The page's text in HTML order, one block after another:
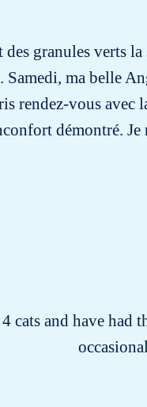
granules verts
Samedi, ma belle
rendez-vous avec
démontré. Je
cats and have had